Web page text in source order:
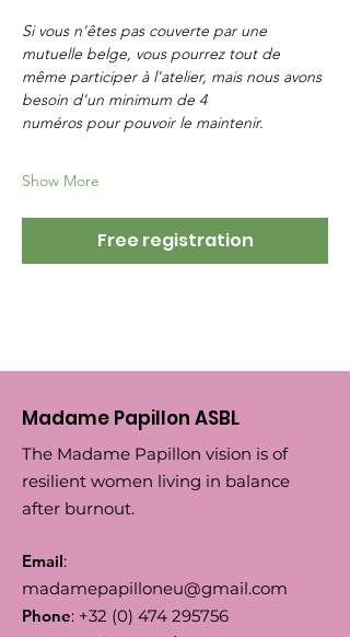
Si vous n'êtes pas couverte par une
mutuelle belge, vous pourrez tout de
même participer à l'atelier, mais nous avons
besoin d'un minimum de 4
numéros pour pouvoir le maintenir.
Show More
Free registration
Madame Papillon ASBL
The Madame Papillon vision is of
resilient women living in balance
after burnout.
Email:
madamepapilloneu@gmail.com
Phone: +32 (0) 474 295756